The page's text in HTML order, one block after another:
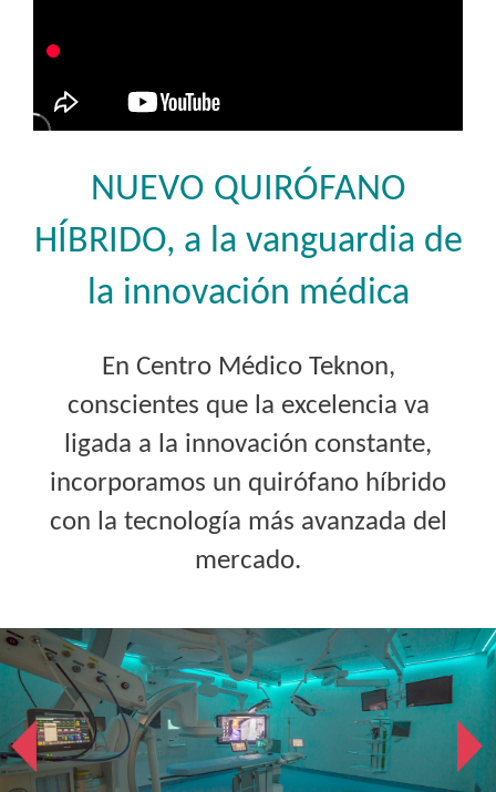
NUEVO QUIRÓFANO
HÍBRIDO, a la vanguardia de
la innovación médica
En Centro Médico Teknon,
conscientes que la excelencia va
ligada a la innovación constante,
incorporamos un quirófano híbrido
con la tecnología más avanzada del
mercado.
Número
de
diapositivas:
3
Diapositiva
1
de
3